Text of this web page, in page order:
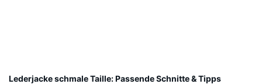
Lederjacke schmale Taille: Passende Schnitte & Tipps